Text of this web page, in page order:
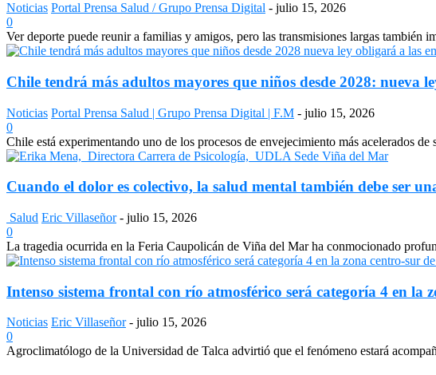
Noticias Portal Prensa Salud / Grupo Prensa Digital - julio 15, 2026
0
Ver deporte puede reunir a familias y amigos, pero las transmisiones largas también
Chile tendrá más adultos mayores que niños desde 2028: nueva
Noticias Portal Prensa Salud | Grupo Prensa Digital | F.M - julio 15, 2026
0
Chile está experimentando uno de los procesos de envejecimiento más acelerados
Cuando el dolor es colectivo, la salud mental también debe ser
Salud Eric Villaseñor - julio 15, 2026
0
La tragedia ocurrida en la Feria Caupolicán de Viña del Mar ha conmocionado
Intenso sistema frontal con río atmosférico será categoría 4 en la
Noticias Eric Villaseñor - julio 15, 2026
0
Agroclimatólogo de la Universidad de Talca advirtió que el fenómeno estará